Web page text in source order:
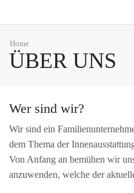
Home
ÜBER UNS
Wer sind wir?
Wir sind ein
dem Thema der
Von Anfang an bemühen wir
anzuwenden, welche der